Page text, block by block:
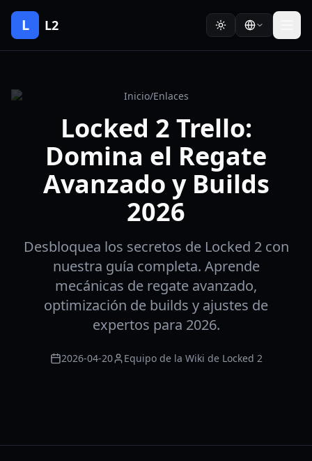
L L2
Inicio/Enlaces
Locked 2 Trello:
Domina el Regate
Avanzado y Builds
2026
Desbloquea los secretos de Locked 2 con
nuestra guía completa. Aprende
mecánicas de regate avanzado,
optimización de builds y ajustes de
expertos para 2026.
2026-04-20 Equipo de la Wiki de Locked 2